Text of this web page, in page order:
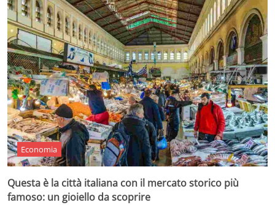
Economia
Questa è la città italiana con il mercato storico più
famoso: un gioiello da scoprire